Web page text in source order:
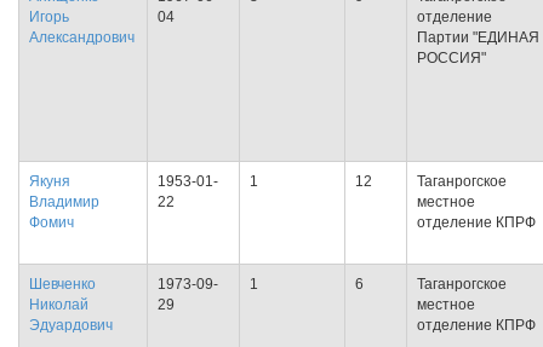
Игорь
Александрович
04
отделение
Партии "ЕДИНАЯ
РОССИЯ"
Якуня
Владимир
Фомич
1953-01-
22
1 12
Таганрогское
местное
отделение КПРФ
Шевченко
Николай
Эдуардович
1973-09-
29
1 6
Таганрогское
местное
отделение КПРФ